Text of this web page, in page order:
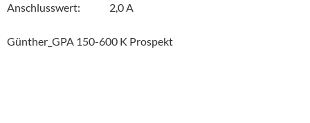
Anschlusswert: 2,0 A
Günther_GPA 150-600 K Prospekt